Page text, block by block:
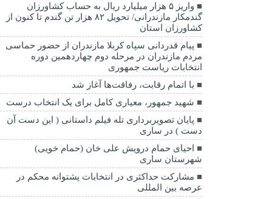
واریز ۵ هزار میلیارد ریال به حساب کشاورزان
گندمکار مازندرانی/ تحویل ۸۲ هزار تن گندم تا کنون از
کشاورزان استان
پیام قدردانی سپاه کربلا مازندران از حضور حماسی
مردم مازندران در مرحله دوم چهاردهمین دوره
انتخابات ریاست جمهوری
با اتمام رقابت، رفاقت‌ها آغاز شد
شهید جمهور، معیاری کامل برای یک انتخاب درست
پایان تصویربرداری تله فیلم داستانی ( این دست آن
دست ) در ساری
احیای حمام درویش علی خان (حمام خویی)
شهرستان ساری
مشارکت حداکثری در انتخابات پشتوانه محکم در
عرصه بین المللی